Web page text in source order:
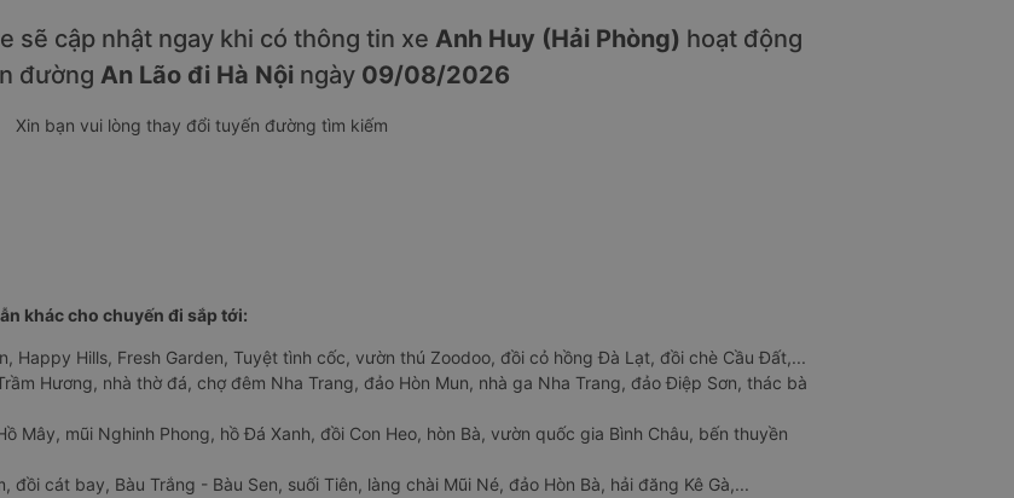
sẽ cập nhật ngay khi có thông tin xe Anh Huy (Hải Phòng) hoạt động
đường An Lão đi Hà Nội ngày 09/08/2026
Xin bạn vui lòng thay đổi tuyến đường tìm kiếm
khác cho chuyến đi sắp tới:
Happy Hills, Fresh Garden, Tuyệt tình cốc, vườn thú Zoodoo, đồi cỏ hồng Đà Lạt, đồi chè Cầu Đất,...
Hương, nhà thờ đá, chợ đêm Nha Trang, đảo Hòn Mun, nhà ga Nha Trang, đảo Điệp Sơn, thác bà
Mây, mũi Nghinh Phong, hồ Đá Xanh, đồi Con Heo, hòn Bà, vườn quốc gia Bình Châu, bến thuyền
đồi cát bay, Bàu Trắng - Bàu Sen, suối Tiên, làng chài Mũi Né, đảo Hòn Bà, hải đăng Kê Gà,...